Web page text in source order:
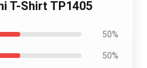
T-Shirt TP1405
50%
50%